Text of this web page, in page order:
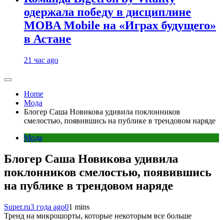
одержала победу в дисциплине
MOBA Mobile на «Играх будущего»
в Астане
21 час ago
Home
Мода
Блогер Саша Новикова удивила поклонников
смелостью, появившись на публике в трендовом наряде
Мода
Блогер Саша Новикова удивила
поклонников смелостью, появившись
на публике в трендовом наряде
Super.ru3 года ago01 mins
Тренд на микрошорты, которые некоторым все больше